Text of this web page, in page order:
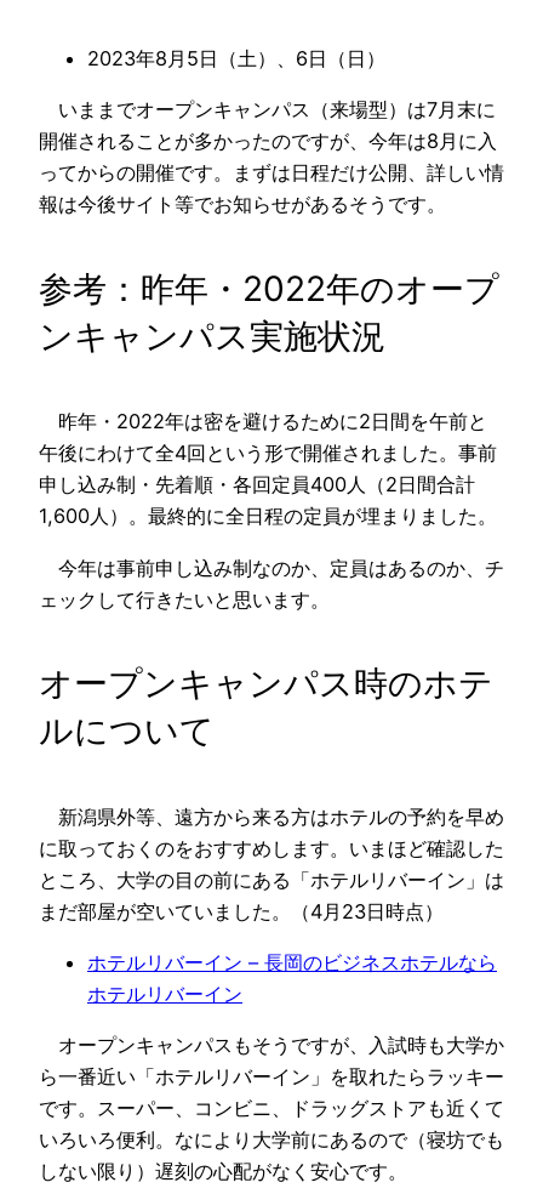
2023年8月5日（土）、6日（日）
いままでオープンキャンパス（来場型）は7月末に
開催されることが多かったのですが、今年は8月に入
ってからの開催です。まずは日程だけ公開、詳しい情
報は今後サイト等でお知らせがあるそうです。
参考：昨年・2022年のオープ
ンキャンパス実施状況
昨年・2022年は密を避けるために2日間を午前と
午後にわけて全4回という形で開催されました。事前
申し込み制・先着順・各回定員400人（2日間合計
1,600人）。最終的に全日程の定員が埋まりました。
今年は事前申し込み制なのか、定員はあるのか、チ
ェックして行きたいと思います。
オープンキャンパス時のホテ
ルについて
新潟県外等、遠方から来る方はホテルの予約を早め
に取っておくのをおすすめします。いまほど確認した
ところ、大学の目の前にある「ホテルリバーイン」は
まだ部屋が空いていました。（4月23日時点）
ホテルリバーイン – 長岡のビジネスホテルなら
ホテルリバーイン
オープンキャンパスもそうですが、入試時も大学か
ら一番近い「ホテルリバーイン」を取れたらラッキー
です。スーパー、コンビニ、ドラッグストアも近くて
いろいろ便利。なにより大学前にあるので（寝坊でも
しない限り）遅刻の心配がなく安心です。